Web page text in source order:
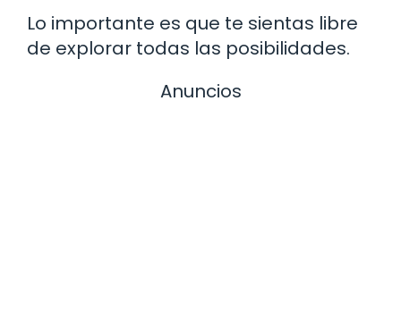
Lo importante es que te sientas libre
de explorar todas las posibilidades.
Anuncios